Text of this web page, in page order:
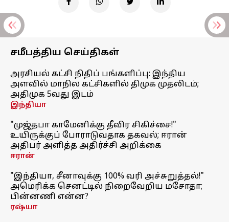
சமீபத்திய செய்திகள்
அரசியல் கட்சி நிதிப் பங்களிப்பு: இந்திய
அளவில் மாநில கட்சிகளில் திமுக முதலிடம்;
அதிமுக 5வது இடம்
இந்தியா
"முஜ்தபா காமேனிக்கு தீவிர சிகிச்சை!"
உயிருக்குப் போராடுவதாக தகவல்; ஈரான்
அதிபர் அளித்த அதிர்ச்சி அறிக்கை
ஈரான்
"இந்தியா, சீனாவுக்கு 100% வரி அச்சுறுத்தல்!"
அமெரிக்க செனட்டில் நிறைவேறிய மசோதா;
பின்னணி என்ன?
ரஷ்யா